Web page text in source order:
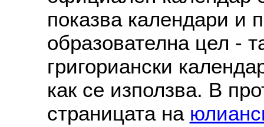
показва календари и
образователна цел -
григориански
как се използва. В
страницата на